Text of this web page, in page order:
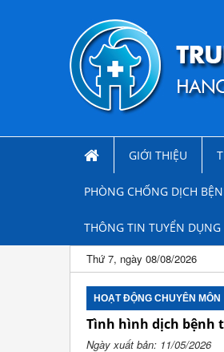
GIỚI THIỆU
PHÒNG CHỐNG DỊCH
THÔNG TIN TUYỂN DỤNG
Thứ 7, ngày 08/08/2026
HOẠT ĐỘNG CHUYÊN MÔN
Tình hình dịch bệnh
Ngày xuất bản: 11/05/2026